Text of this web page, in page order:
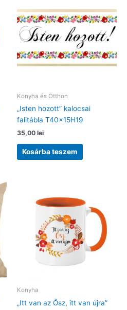
Konyha és Otthon
„Isten hozott” kalocsai
falitábla T40x15H19
35,00 lei
Kosárba teszem
Konyha
„Itt van az Ősz, itt van újra”